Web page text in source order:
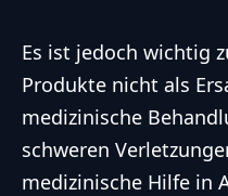
Es ist jedoch wichtig
Produkte nicht als
medizinische
schweren
medizinische Hilfe in